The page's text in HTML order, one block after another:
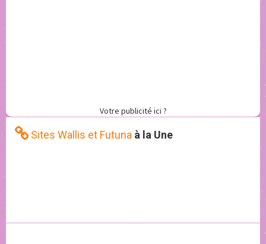
Votre publicité ici ?
Sites Wallis et Futuna à la Une